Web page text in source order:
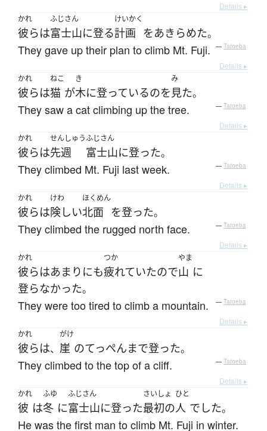
Details ▸
かれ
彼らは
ふじさん
富士山に登る
けいかく
計画 をあきらめた。
They gave up their plan to climb Mt. Fuji. — Tatoeba
Details ▸
かれ
彼らは
ねこ
猫 が
き
木に登っているのを
み
見た。
They saw a cat climbing up the tree. — Tatoeba
Details ▸
かれ
彼らは
せんしゅう
先週
ふじさん
富士山に登った。
They climbed Mt. Fuji last week. — Tatoeba
Details ▸
かれ
彼らは
けわ
険しい
ほくめん
北面 を登った。
They climbed the rugged north face. — Tatoeba
Details ▸
かれ
彼らはあまりにも
つか
疲れていたので
やま
山 に
登らなかった。
They were too tired to climb a mountain. — Tatoeba
Details ▸
かれ
彼らは、
がけ
崖 のてっぺんまで登った。
They climbed to the top of a cliff. — Tatoeba
Details ▸
かれ
彼 は
ふゆ
冬 に
ふじさん
富士山に登った
さいしょ
最初の
ひと
人 でした。
He was the first man to climb Mt. Fuji in winter.